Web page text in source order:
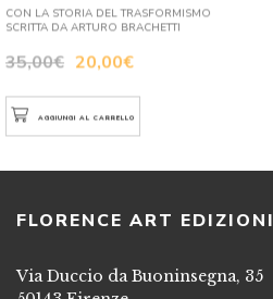
35,00€ 20,00€
CON LA STORIA DEL TRASFORMISMO
SCRITTA DA ARTURO BRACHETTI
AGGIUNGI AL CARRELLO
FLORENCE ART EDIZIONI
Via Duccio da Buoninsegna, 35